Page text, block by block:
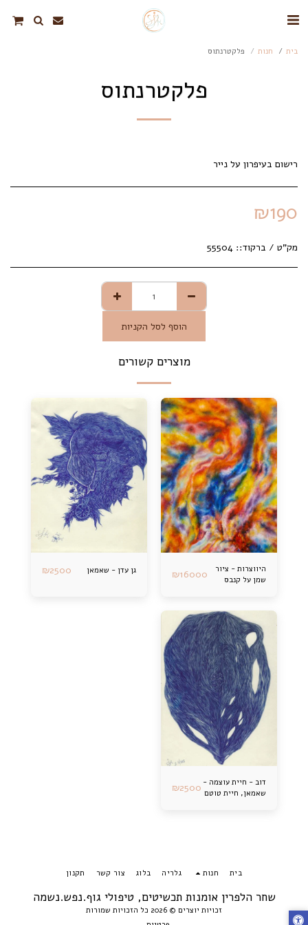
בית חנות פלקטרנתוס
פלקטרנתוס
רישום בעיפרון על נייר
₪190
מק"ט / ברקוד:: 55504
הוסף לסל הקניות
מוצרים קשורים
היווצרות - ציור
שמן על קנבס
₪16000 גן עדן - שאמאן ₪2500
דוב - חיית עוצמה -
שאמאן, חיית טוטם
₪2500
שחר הלפרין אומנות תכשיטים, טיפולי גוף.נפש.נשמה
זכויות יוצרים © 2026 כל הזכויות שמורות
בית חנות גלריה בלוג צור קשר תקנון